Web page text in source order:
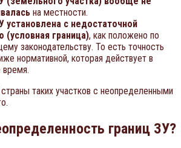
на местности.
установлена с недостаточной
(условная граница), как положено по
законодательству. То есть точность
нормативной, которая действует в
таких участков с неопределенными
границ ЗУ?